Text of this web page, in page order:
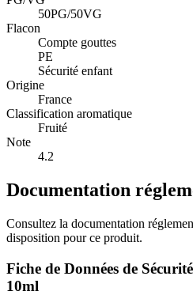
50PG/50VG
Flacon
Compte gouttes
PE
Sécurité enfant
Origine
France
Classification aromatique
Fruité
Note
4.2
Documentation
Consultez la documentation
disposition pour ce produit.
Fiche de Données de
10ml